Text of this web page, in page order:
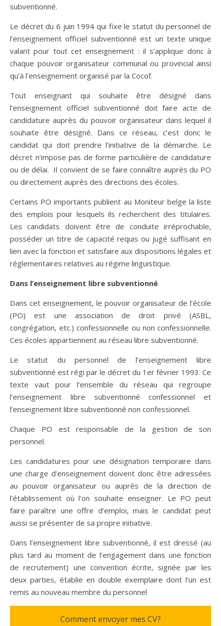
subventionné.
Le décret du 6 juin 1994 qui fixe le statut du personnel de
l’enseignement officiel subventionné est un texte unique
valant pour tout cet enseignement : il s’applique donc à
chaque pouvoir organisateur communal ou provincial ainsi
qu’à l’enseignement organisé par la Cocof.
Tout enseignant qui souhaite être désigné dans
l’enseignement officiel subventionné doit faire acte de
candidature auprès du pouvoir organisateur dans lequel il
souhaite être désigné. Dans ce réseau, c’est donc le
candidat qui doit prendre l’initiative de la démarche. Le
décret n’impose pas de forme particulière de candidature
ou de délai. Il convient de se faire connaître auprès du PO
ou directement auprès des directions des écoles.
Certains PO importants publient au Moniteur belge la liste
des emplois pour lesquels ils recherchent des titulaires.
Les candidats doivent être de conduite irréprochable,
posséder un titre de capacité requis ou jugé suffisant en
lien avec la fonction et satisfaire aux dispositions légales et
réglementaires relatives au régime linguistique.
Dans l’enseignement libre subventionné
Dans cet enseignement, le pouvoir organisateur de l’école
(PO) est une association de droit privé (ASBL,
congrégation, etc.) confessionnelle ou non confessionnelle.
Ces écoles appartiennent au réseau libre subventionné.
Le statut du personnel de l’enseignement libre
subventionné est régi par le décret du 1er février 1993. Ce
texte vaut pour l’ensemble du réseau qui regroupe
l’enseignement libre subventionné confessionnel et
l’enseignement libre subventionné non confessionnel.
Chaque PO est responsable de la gestion de son
personnel.
Les candidatures pour une désignation temporaire dans
une charge d’enseignement doivent donc être adressées
au pouvoir organisateur ou auprès de la direction de
l’établissement où l’on souhaite enseigner. Le PO peut
faire paraître une offre d’emploi, mais le candidat peut
aussi se présenter de sa propre initiative.
Dans l’enseignement libre subventionné, il est dressé (au
plus tard au moment de l’engagement dans une fonction
de recrutement) une convention écrite, signée par les
deux parties, établie en double exemplaire dont l’un est
remis au nouveau membre du personnel
Comment envoyer mes CV?